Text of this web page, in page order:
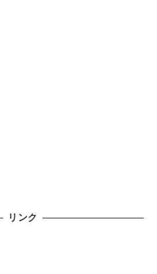
リンク